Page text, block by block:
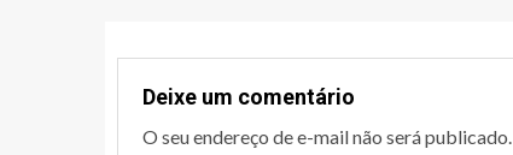
Deixe um comentário
O seu endereço de e-mail não será publicado.